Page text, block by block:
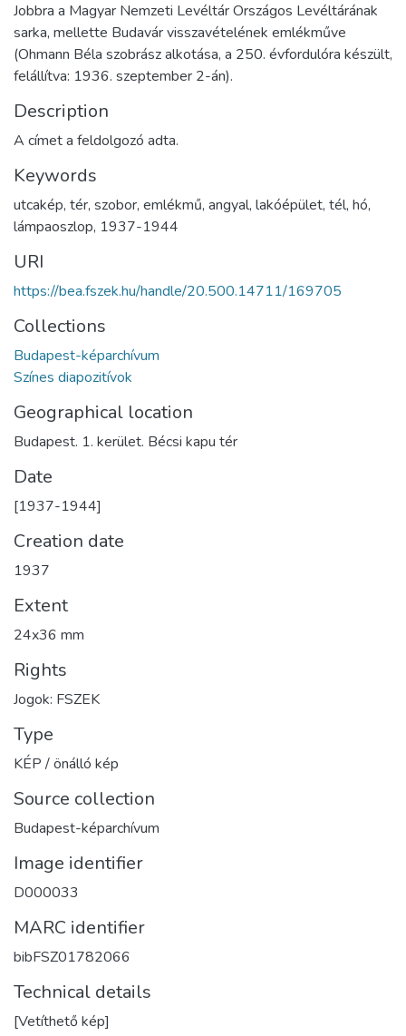
Jobbra a Magyar Nemzeti Levéltár Országos Levéltárának
sarka, mellette Budavár visszavételének emlékműve
(Ohmann Béla szobrász alkotása, a 250. évfordulóra készült,
felállítva: 1936. szeptember 2-án).
Description
A címet a feldolgozó adta.
Keywords
utcakép, tér, szobor, emlékmű, angyal, lakóépület, tél, hó,
lámpaoszlop, 1937-1944
URI
https://bea.fszek.hu/handle/20.500.14711/169705
Collections
Budapest-képarchívum
Színes diapozitívok
Geographical location
Budapest. 1. kerület. Bécsi kapu tér
Date
[1937-1944]
Creation date
1937
Extent
24x36 mm
Rights
Jogok: FSZEK
Type
KÉP / önálló kép
Source collection
Budapest-képarchívum
Image identifier
D000033
MARC identifier
bibFSZ01782066
Technical details
[Vetíthető kép]